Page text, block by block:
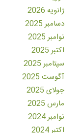
ژانویه 2026
دسامبر 2025
نوامبر 2025
اکتبر 2025
سپتامبر 2025
آگوست 2025
جولای 2025
مارس 2025
نوامبر 2024
اکتبر 2024